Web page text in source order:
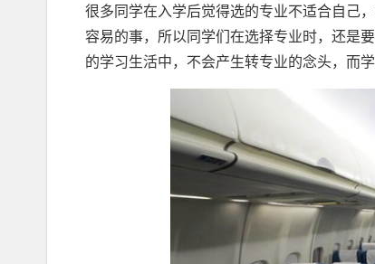
很多同学在入学后觉得选的专业不适合自己
容易的事，所以同学们在选择专业时，还是
的学习生活中，不会产生转专业的念头，而